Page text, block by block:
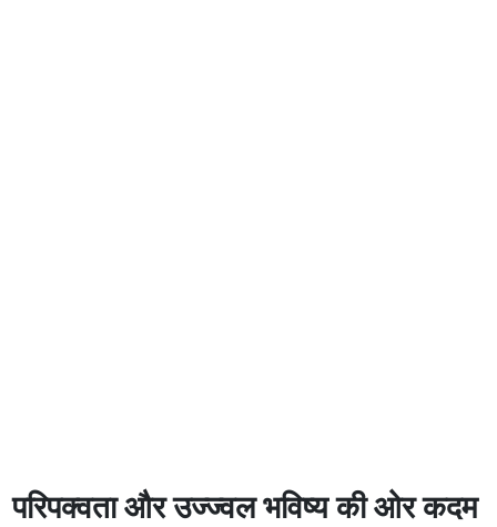
परिपक्वता और उज्ज्वल भविष्य की ओर कदम